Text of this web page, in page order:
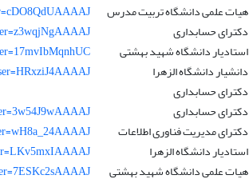
هیات علمی دانشگاه تربیت مدرس
دکترای حسابداری
استادیار دانشگاه شهید بهشتی
دانشیار دانشگاه الزهرا
دکترای حسابداری
دکترای حسابداری
دکترای مدیریت فناوری اطلاعات
استادیار دانشگاه الزهرا
هیات علمی دانشگاه شهید بهشتی